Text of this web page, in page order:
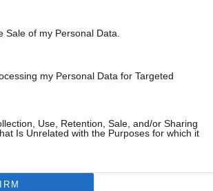
Sale of my Personal Data.
my Personal Data for Targeted
Use, Retention, Sale, and/or Sharing
Is Unrelated with the Purposes for which it